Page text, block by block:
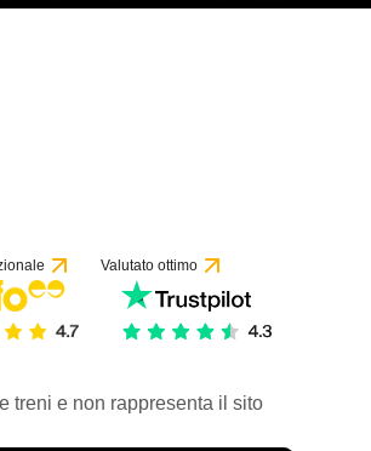
Valutato ottimo
treni e non rappresenta il sito